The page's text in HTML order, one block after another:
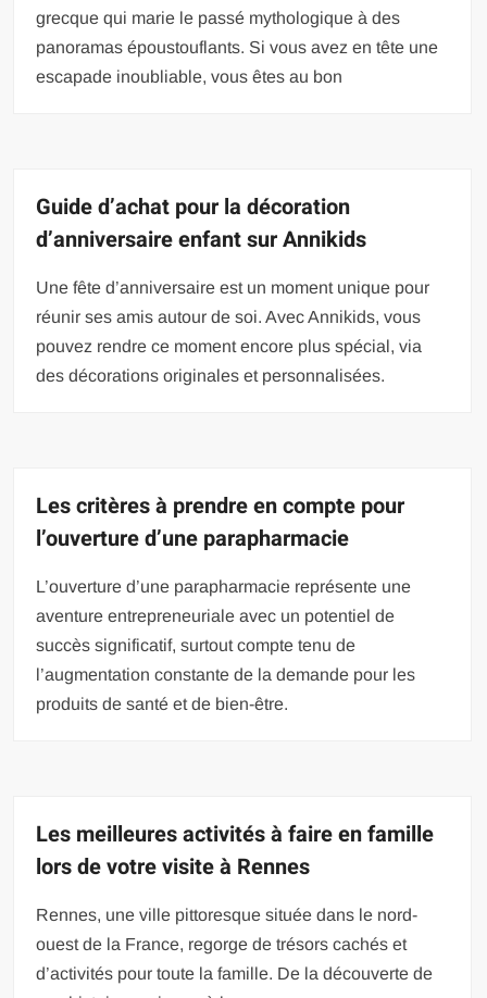
grecque qui marie le passé mythologique à des
panoramas époustouflants. Si vous avez en tête une
escapade inoubliable, vous êtes au bon
Guide d’achat pour la décoration
d’anniversaire enfant sur Annikids
Une fête d’anniversaire est un moment unique pour
réunir ses amis autour de soi. Avec Annikids, vous
pouvez rendre ce moment encore plus spécial, via
des décorations originales et personnalisées.
Les critères à prendre en compte pour
l’ouverture d’une parapharmacie
L’ouverture d’une parapharmacie représente une
aventure entrepreneuriale avec un potentiel de
succès significatif, surtout compte tenu de
l’augmentation constante de la demande pour les
produits de santé et de bien-être.
Les meilleures activités à faire en famille
lors de votre visite à Rennes
Rennes, une ville pittoresque située dans le nord-
ouest de la France, regorge de trésors cachés et
d’activités pour toute la famille. De la découverte de